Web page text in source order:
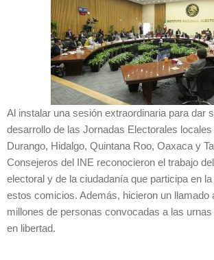
Al instalar una sesión extraordinaria para dar
desarrollo de las Jornadas Electorales
Durango, Hidalgo, Quintana Roo, Oaxaca y
Consejeros del INE reconocieron el trabajo
electoral y de la ciudadanía que participa en
estos comicios. Además, hicieron un llamado
millones de personas convocadas a las
en libertad.